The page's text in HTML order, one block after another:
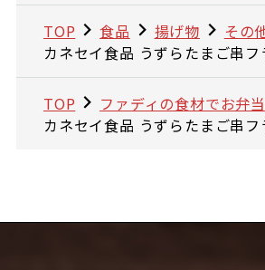
TOP 食品 揚げ物
その
カネセイ食品 うずらたまご串
TOP
ファディの食材でお弁当
カネセイ食品 うずらたまご串